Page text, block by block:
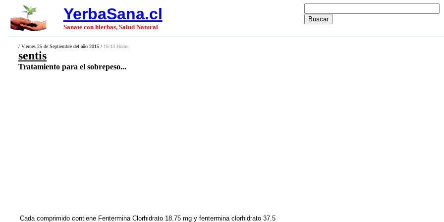
YerbaSana.cl
Sanate con hierbas, Salud Natural
/ Viernes 25 de Septiembre del año 2015 / 16:13 Horas.
sentis
Tratamiento para el sobrepeso...
Cada comprimido contiene Fentermina Clorhidrato 18.75 mg y fentermina clorhidrato 37.5